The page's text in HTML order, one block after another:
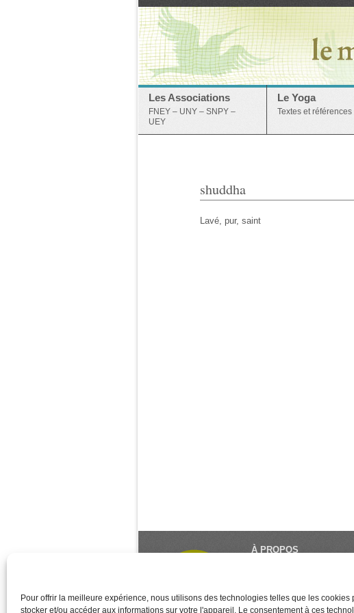
Pour offrir la meilleure expérience, nous utilisons des technologies telles que les cookies
stocker et/ou accéder aux informations sur votre l'appareil. Le consentement à ces
Les Associations
FNEY – UNY – SNPY –
UEY
Le Yoga
Textes et références
shuddha
Lavé, pur, saint
À PROPOS
créé et géré par la FNEY
des associations de